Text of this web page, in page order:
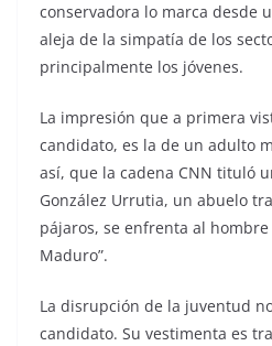
conservadora lo marca desde
aleja de la simpatía de los
principalmente los jóvenes.
La impresión que a primera
candidato, es la de un adulto
así, que la cadena CNN tituló
González Urrutia, un abuelo
pájaros, se enfrenta al
Maduro”.
La disrupción de la juventud
candidato. Su vestimenta es